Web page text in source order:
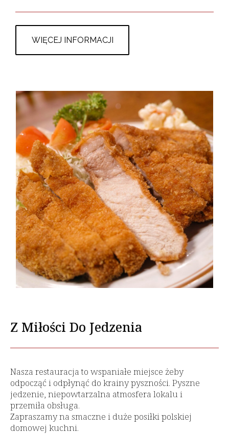
WIĘCEJ INFORMACJI
Z Miłości Do Jedzenia
Nasza restauracja to wspaniałe miejsce żeby
odpocząć i odpłynąć do krainy pyszności. Pyszne
jedzenie, niepowtarzalna atmosfera lokalu i
przemiła obsługa.
Zapraszamy na smaczne i duże posiłki polskiej
domowej kuchni.